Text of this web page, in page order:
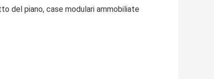
del piano, case modulari ammobiliate